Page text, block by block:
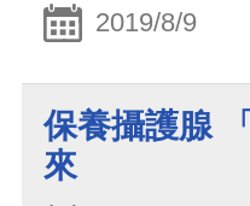
2019/8/9
保養攝護腺
來